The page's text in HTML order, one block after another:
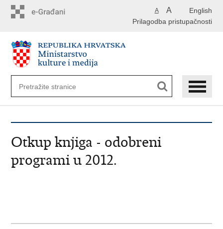
English
A A
Prilagodba pristupačnosti
Otkup knjiga - odobreni
programi u 2012.